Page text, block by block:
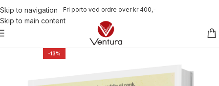
Skip to navigation
Skip to main content
Fri porto ved ordre over kr 400,-
-13%